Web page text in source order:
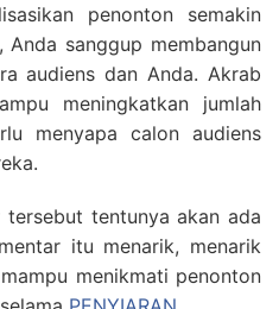
penonton semakin
Anda sanggup membangun
audiens dan Anda. Akrab
meningkatkan jumlah
menyapa calon audiens
tentunya akan ada
itu menarik, menarik
menikmati penonton